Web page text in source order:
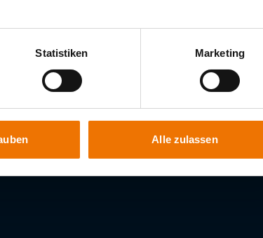
Statistiken Marketing
Alle zulassen
Auslandsgesellschaften der GSI GmbH
GSI SLV Namibia
TC